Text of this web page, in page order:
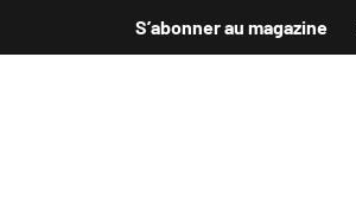
S’abonner au magazine